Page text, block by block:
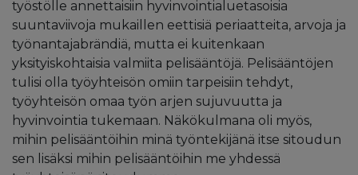
työstölle annettaisiin hyvinvointialuetasoisia
suuntaviivoja mukaillen eettisiä periaatteita, arvoja ja
työnantajabrändiä, mutta ei kuitenkaan
yksityiskohtaisia valmiita pelisääntöjä. Pelisääntöjen
tulisi olla työyhteisön omiin tarpeisiin tehdyt,
työyhteisön omaa työn arjen sujuvuutta ja
hyvinvointia tukemaan. Näkökulmana oli myös,
mihin pelisääntöihin minä työntekijänä itse sitoudun
sen lisäksi mihin pelisääntöihin me yhdessä